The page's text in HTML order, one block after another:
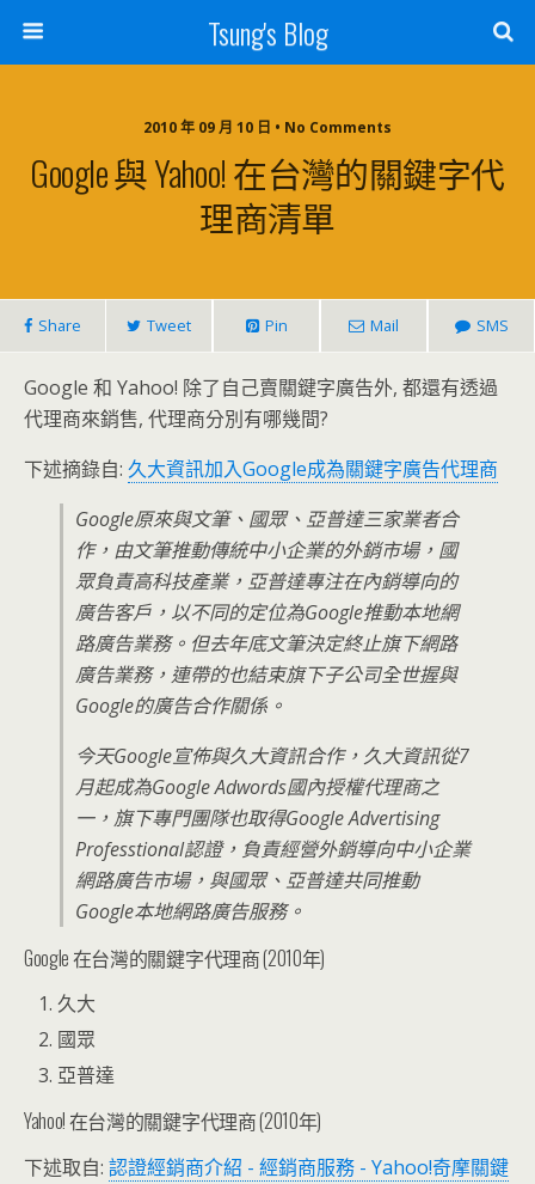
Tsung's Blog
2010 年 09 月 10 日 • No Comments
Google 與 Yahoo! 在台灣的關鍵字代
理商清單
Share Tweet Pin Mail SMS
Google 和 Yahoo! 除了自己賣關鍵字廣告外, 都還有透過
代理商來銷售, 代理商分別有哪幾間?
下述摘錄自: 久大資訊加入Google成為關鍵字廣告代理商
Google原來與文筆、國眾、亞普達三家業者合
作，由文筆推動傳統中小企業的外銷市場，國
眾負責高科技產業，亞普達專注在內銷導向的
廣告客戶，以不同的定位為Google推動本地網
路廣告業務。但去年底文筆決定終止旗下網路
廣告業務，連帶的也結束旗下子公司全世握與
Google的廣告合作關係。
今天Google宣佈與久大資訊合作，久大資訊從7
月起成為Google Adwords國內授權代理商之
一，旗下專門團隊也取得Google Advertising
Professtional認證，負責經營外銷導向中小企業
網路廣告市場，與國眾、亞普達共同推動
Google本地網路廣告服務。
Google 在台灣的關鍵字代理商 (2010年)
久大
國眾
亞普達
Yahoo! 在台灣的關鍵字代理商 (2010年)
下述取自: 認證經銷商介紹 - 經銷商服務 - Yahoo!奇摩關鍵